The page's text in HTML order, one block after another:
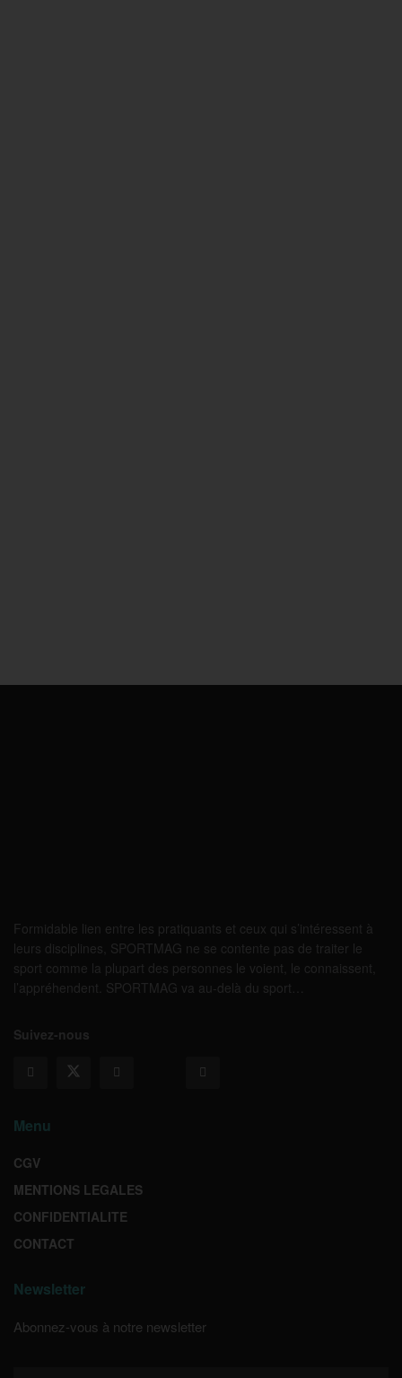
Formidable lien entre les pratiquants et ceux qui s’intéressent à
leurs disciplines, SPORTMAG ne se contente pas de traiter le
sport comme la plupart des personnes le voient, le connaissent,
l’appréhendent. SPORTMAG va au-delà du sport…
Suivez-nous
Menu
CGV
MENTIONS LEGALES
CONFIDENTIALITE
CONTACT
Newsletter
Abonnez-vous à notre newsletter